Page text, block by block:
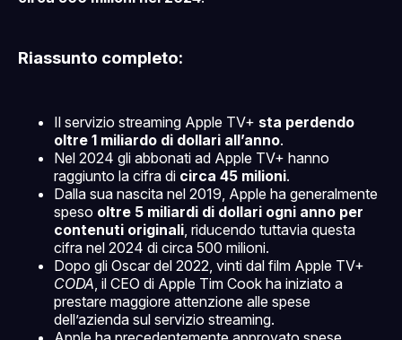
Riassunto completo:
Il servizio streaming Apple TV+ sta perdendo
oltre 1 miliardo di dollari all’anno.
Nel 2024 gli abbonati ad Apple TV+ hanno
raggiunto la cifra di circa 45 milioni.
Dalla sua nascita nel 2019, Apple ha generalmente
speso oltre 5 miliardi di dollari ogni anno per
contenuti originali , riducendo tuttavia questa
cifra nel 2024 di circa 500 milioni.
Dopo gli Oscar del 2022, vinti dal film Apple TV+
CODA , il CEO di Apple Tim Cook ha iniziato a
prestare maggiore attenzione alle spese
dell’azienda sul servizio streaming.